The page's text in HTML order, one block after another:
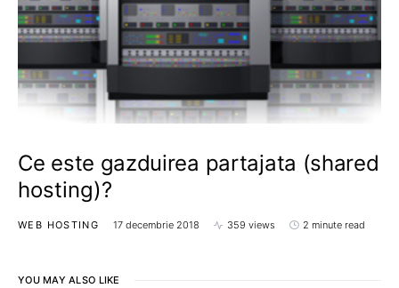
Ce este gazduirea partajata (shared
hosting)?
WEB HOSTING 17 decembrie 2018 359 views 2 minute read
YOU MAY ALSO LIKE